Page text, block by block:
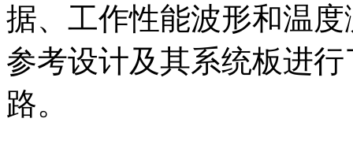
据、工作性能波形和温
参考设计及其系统板进
路。